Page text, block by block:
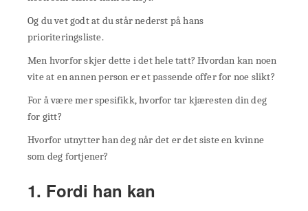
Og du vet godt at du står nederst på hans
prioriteringsliste.
Men hvorfor skjer dette i det hele tatt? Hvordan kan noen
vite at en annen person er et passende offer for noe slikt?
For å være mer spesifikk, hvorfor tar kjæresten din deg
for gitt?
Hvorfor utnytter han deg når det er det siste en kvinne
som deg fortjener?
1. Fordi han kan